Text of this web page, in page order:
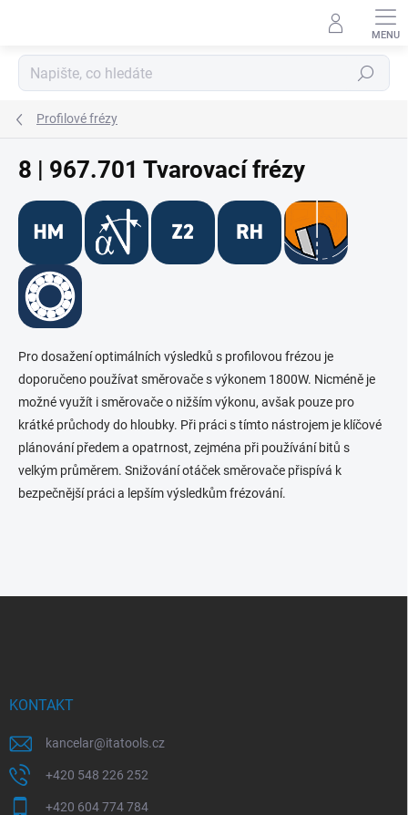
Hledat
Profilové frézy
8 | 967.701 Tvarovací frézy
Pro dosažení optimálních výsledků s profilovou frézou je
doporučeno používat směrovače s výkonem 1800W. Nicméně je
možné využít i směrovače o nižším výkonu, avšak pouze pro
krátké průchody do hloubky. Při práci s tímto nástrojem je klíčové
plánování předem a opatrnost, zejména při používání bitů s
velkým průměrem. Snižování otáček směrovače přispívá k
bezpečnější práci a lepším výsledkům frézování.
KONTAKT
kancelar@itatools.cz
+420 548 226 252
+420 604 774 784